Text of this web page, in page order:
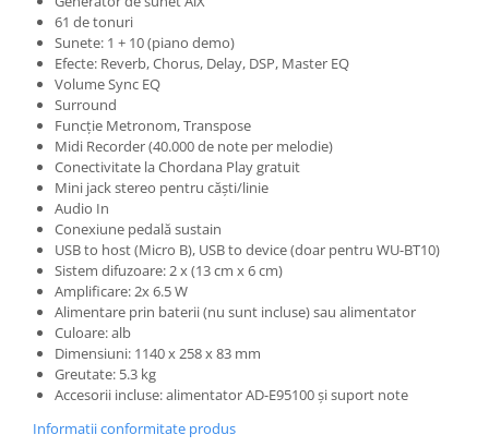
Monitoare de studio
Pop filtre
Preamplificatoare
Protectii antifonice pentru urechi
Rack studio
Recordere de studio
Recordere portabile
Sintetizatoare
Standuri si stative de monitoare
Subwoofere de studio
Tratament acustic
Lumini si efecte
Accesorii pentru lumini
Bare Led
Cabluri de Alimentare
Case-uri de lumini
61 de tonuri
Sunete: 1 + 10 (piano demo)
Efecte: Reverb, Chorus, Delay, DSP, Master EQ
Volume Sync EQ
Surround
Funcție Metronom, Transpose
Midi Recorder (40.000 de note per melodie)
Conectivitate la Chordana Play gratuit
Mini jack stereo pentru căști/linie
Audio In
Conexiune pedală sustain
USB to host (Micro B), USB to device (doar pentru WU-BT10)
Sistem difuzoare: 2 x (13 cm x 6 cm)
Amplificare: 2x 6.5 W
Alimentare prin baterii (nu sunt incluse) sau alimentator
Culoare: alb
Dimensiuni: 1140 x 258 x 83 mm
Greutate: 5.3 kg
Accesorii incluse: alimentator AD-E95100 și suport note
Informatii conformitate produs